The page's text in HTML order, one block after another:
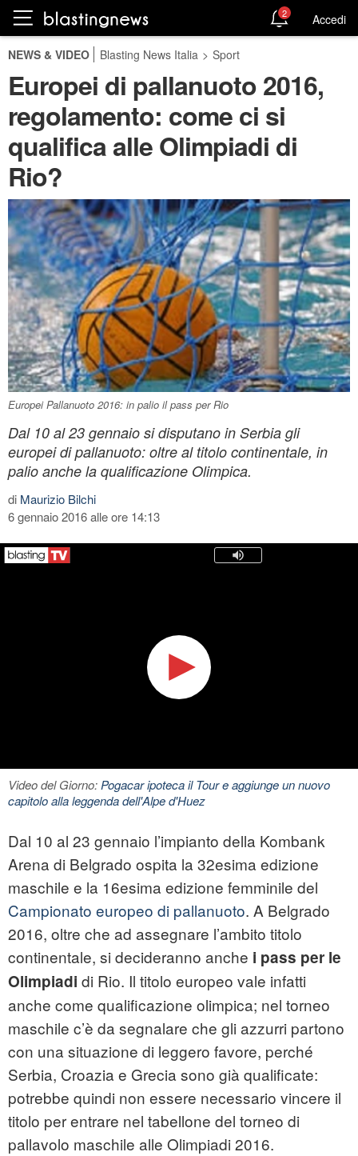
2 Accedi
NEWS & VIDEO Blasting News Italia > Sport
Europei di pallanuoto 2016,
regolamento: come ci si
qualifica alle Olimpiadi di
Rio?
Europei Pallanuoto 2016: in palio il pass per Rio
Dal 10 al 23 gennaio si disputano in Serbia gli
europei di pallanuoto: oltre al titolo continentale, in
palio anche la qualificazione Olimpica.
di Maurizio Bilchi
6 gennaio 2016 alle ore 14:13
Video del Giorno:Pogacar ipoteca il Tour e aggiunge un nuovo
capitolo alla leggenda dell'Alpe d'Huez
Dal 10 al 23 gennaio l’impianto della Kombank
Arena di Belgrado ospita la 32esima edizione
maschile e la 16esima edizione femminile del
Campionato europeo di pallanuoto. A Belgrado
2016, oltre che ad assegnare l’ambito titolo
continentale, si decideranno anche i pass per le
Olimpiadi di Rio. Il titolo europeo vale infatti
anche come qualificazione olimpica; nel torneo
maschile c’è da segnalare che gli azzurri partono
con una situazione di leggero favore, perché
Serbia, Croazia e Grecia sono già qualificate:
potrebbe quindi non essere necessario vincere il
titolo per entrare nel tabellone del torneo di
pallavolo maschile alle Olimpiadi 2016.